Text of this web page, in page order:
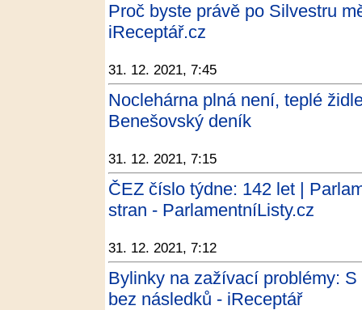
Proč byste právě po Silvestru
iReceptář.cz
31. 12. 2021, 7:45
Noclehárna plná není, teplé
Benešovský deník
31. 12. 2021, 7:15
ČEZ číslo týdne: 142 let |
stran - ParlamentníListy.cz
31. 12. 2021, 7:12
Bylinky na zažívací problémy:
bez následků - iReceptář